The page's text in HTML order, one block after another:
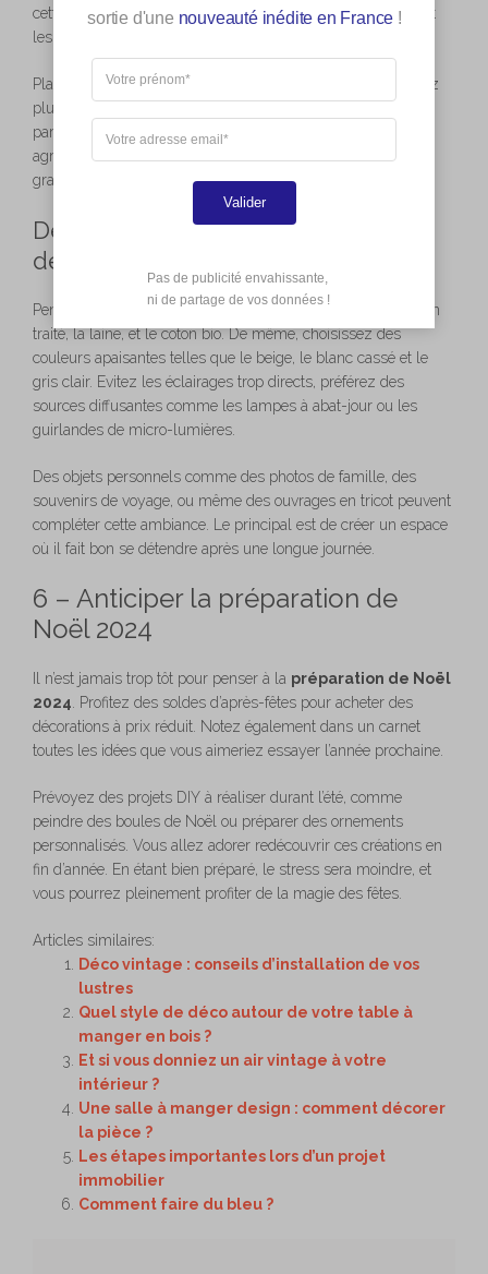
cette sensation de confort et de douceur recherchée pendant
les froides soirées d’hiver.
Placez des plaids en fausse fourrure sur le canapé, disposez
plusieurs coussins douillets, et installez quelques bougies
parfumées ici et là. Les lumières tamisées, les textures
agréables au toucher et les odeurs apaisantes participent
grandement à instaurer une ambiance relaxante.
Détails supplémentaires pour une
déco cocooning réussie
Pensez à intégrer des matériaux naturels comme le bois non
traité, la laine, et le coton bio. De même, choisissez des
couleurs apaisantes telles que le beige, le blanc cassé et le
gris clair. Evitez les éclairages trop directs, préférez des
sources diffusantes comme les lampes à abat-jour ou les
guirlandes de micro-lumières.
Des objets personnels comme des photos de famille, des
souvenirs de voyage, ou même des ouvrages en tricot peuvent
compléter cette ambiance. Le principal est de créer un espace
où il fait bon se détendre après une longue journée.
6 – Anticiper la préparation de
Noël 2024
Il n’est jamais trop tôt pour penser à la préparation de Noël
2024. Profitez des soldes d’après-fêtes pour acheter des
décorations à prix réduit. Notez également dans un carnet
toutes les idées que vous aimeriez essayer l’année prochaine.
Prévoyez des projets DIY à réaliser durant l’été, comme
peindre des boules de Noël ou préparer des ornements
personnalisés. Vous allez adorer redécouvrir ces créations en
fin d’année. En étant bien préparé, le stress sera moindre, et
vous pourrez pleinement profiter de la magie des fêtes.
Articles similaires:
Déco vintage : conseils d’installation de vos
lustres
Quel style de déco autour de votre table à
manger en bois ?
Et si vous donniez un air vintage à votre
intérieur ?
Une salle à manger design : comment décorer
la pièce ?
Les étapes importantes lors d’un projet
immobilier
Comment faire du bleu ?
sortie d'une nouveauté inédite en France !
Valider
Pas de publicité envahissante,
ni de partage de vos données !